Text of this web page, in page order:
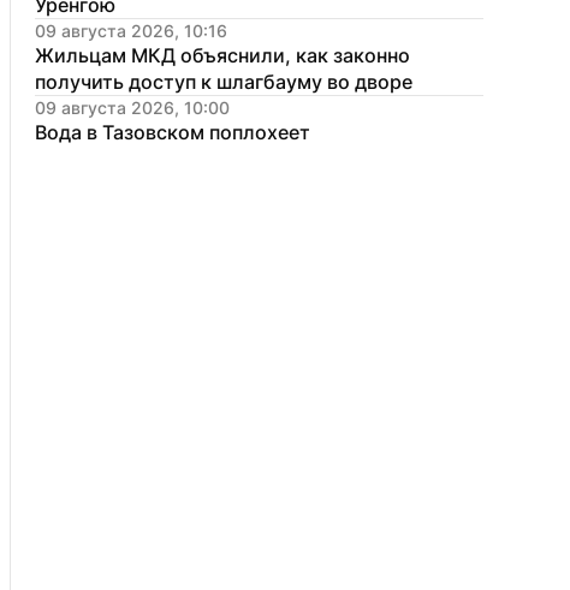
Уренгою
09 августа 2026, 10:16
Жильцам МКД объяснили, как законно
получить доступ к шлагбауму во дворе
09 августа 2026, 10:00
Вода в Тазовском поплохеет